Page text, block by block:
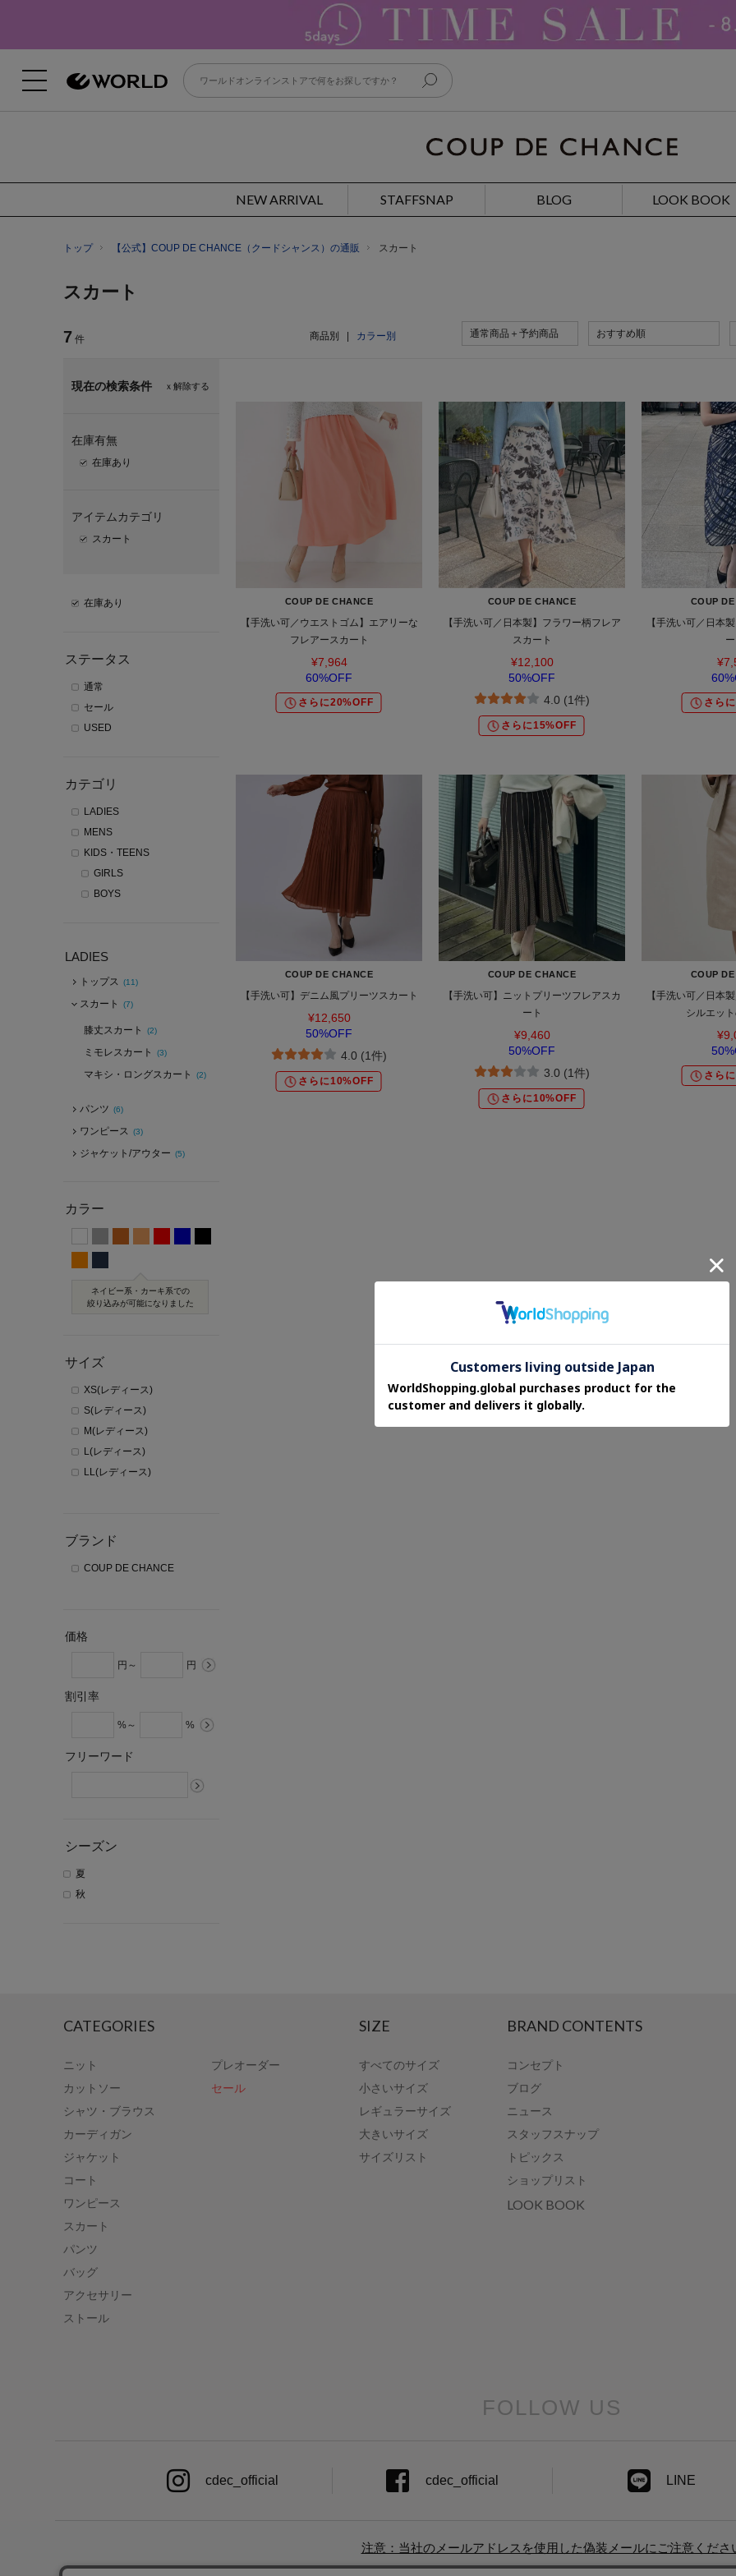
NEW ARRIVAL STAFFSNAP BLOG LOOK BOOK
トップ 【公式】COUP DE CHANCE（クードシャンス）の通販 スカート
スカート
7 件 商品別 カラー別 通常商品＋予約商品 おすすめ順
ｘ解除する
現在の検索条件
在庫有無
在庫あり
アイテムカテゴリ
スカート
在庫あり
ステータス
通常
セール
USED
カテゴリ
LADIES
MENS
KIDS・TEENS
GIRLS
BOYS
LADIES
トップス (11)
スカート (7)
膝丈スカート (2)
ミモレスカート (3)
マキシ・ロングスカート (2)
パンツ (6)
ワンピース (3)
ジャケット/アウター (5)
カラー
ネイビー系・カーキ系での
絞り込みが可能になりました
サイズ
XS(レディース)
S(レディース)
M(レディース)
L(レディース)
LL(レディース)
ブランド
COUP DE CHANCE
価格
円～ 円
割引率
%～ %
フリーワード
シーズン
夏
秋
COUP DE CHANCE
【手洗い可／ウエストゴム】エアリーな
フレアースカート
¥7,964
60%OFF
さらに20%OFF
COUP DE CHANCE
【手洗い可／日本製】フラワー柄フレア
スカート
¥12,100
50%OFF
4.0 (1件)
さらに15%OFF
COUP
【手洗い可／日本
さら
COUP DE CHANCE
【手洗い可】デニム風プリーツスカート
¥12,650
50%OFF
4.0 (1件)
さらに10%OFF
COUP DE CHANCE
【手洗い可】ニットプリーツフレアスカ
ート
¥9,460
50%OFF
3.0 (1件)
さらに10%OFF
COUP
【手洗い可／日本
シルエッ
さら
CATEGORIES
ニット
カットソー
シャツ・ブラウス
カーディガン
ジャケット
コート
ワンピース
スカート
パンツ
バッグ
アクセサリー
ストール
プレオーダー
セール
SIZE
すべてのサイズ
小さいサイズ
レギュラーサイズ
大きいサイズ
サイズリスト
BRAND CONTENTS
コンセプト
ブログ
ニュース
スタッフスナップ
トピックス
ショップリスト
LOOK BOOK
FOLLOW US
cdec_official cdec_official LINE
注意：当社のメールアドレスを使用した偽装メールにご注意くださ